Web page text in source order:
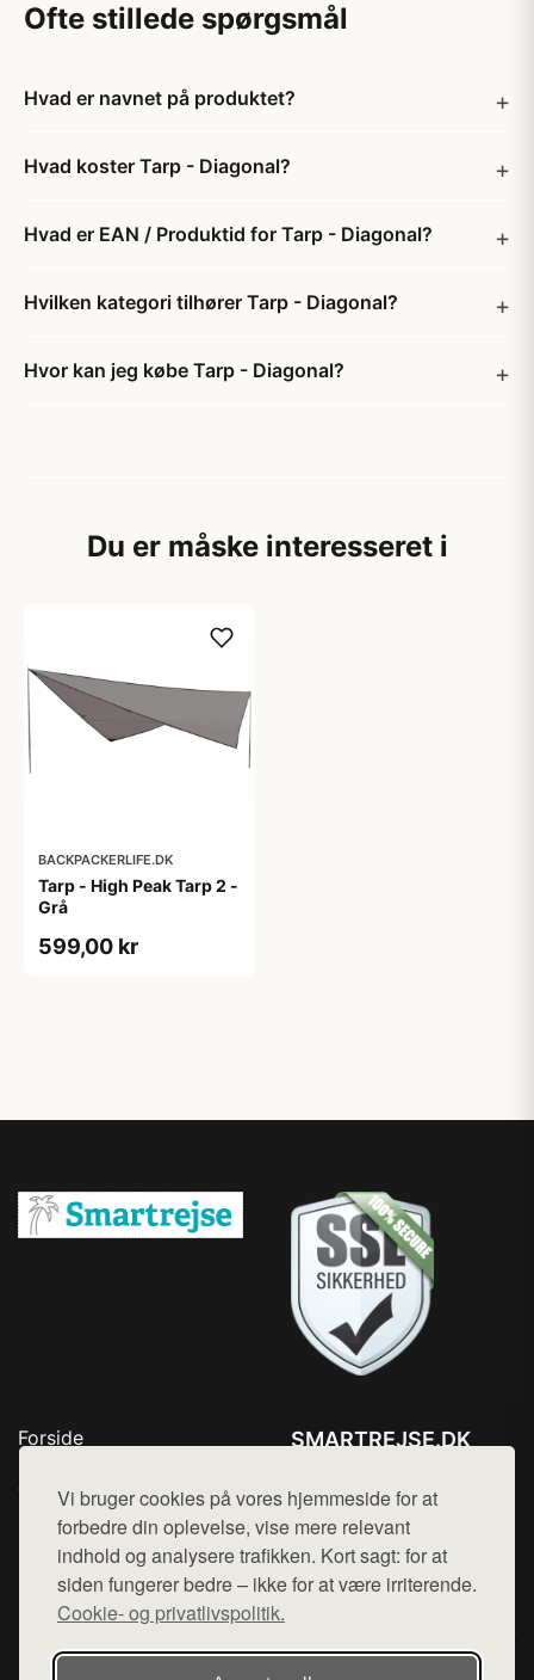
Vi bruger cookies på vores hjemmeside for at
forbedre din oplevelse, vise mere relevant
indhold og analysere trafikken. Kort sagt: for at
siden fungerer bedre – ikke for at være irriterende.
Cookie- og privatlivspolitik.
Ofte stillede spørgsmål
Hvad er navnet på produktet?
Hvad koster Tarp - Diagonal?
Hvad er EAN / Produktid for Tarp - Diagonal?
Hvilken kategori tilhører Tarp - Diagonal?
Hvor kan jeg købe Tarp - Diagonal?
Du er måske interesseret i
BACKPACKERLIFE.DK
Tarp - High Peak Tarp 2 -
Grå
599,00 kr
Forside
Top Rabatter
Kontakt
SMARTREJSE.DK
Mail: hej@want.dk
Cookie- og privatlivspolitik